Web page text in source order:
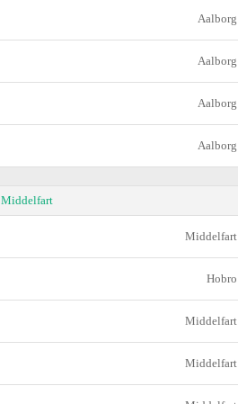
Aalborg
Aalborg
Aalborg
Aalborg
Middelfart
Middelfart
Hobro
Middelfart
Middelfart